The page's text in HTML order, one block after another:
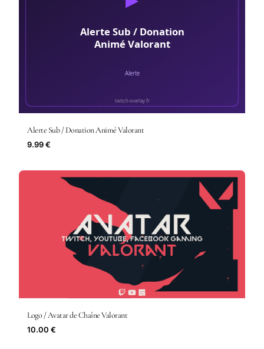
Alerte Sub / Donation Animé Valorant
9.99 €
Logo / Avatar de Chaîne Valorant
10.00 €